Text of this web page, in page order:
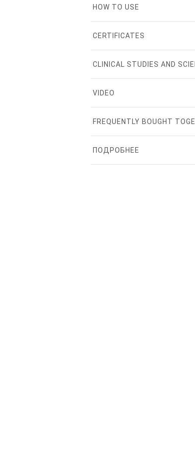
HOW TO USE
CERTIFICATES
CLINICAL STUDIES AND
VIDEO
FREQUENTLY BOUGHT
ПОДРОБНЕЕ